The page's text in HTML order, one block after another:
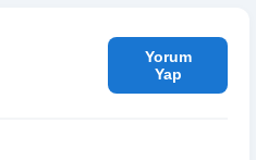
Yorum
Yap